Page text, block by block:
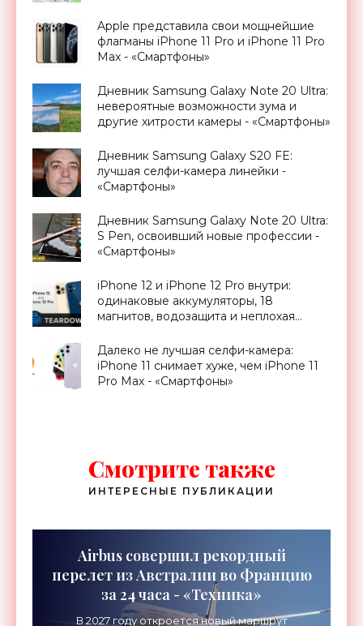
Apple представила свои мощнейшие
флагманы iPhone 11 Pro и iPhone 11 Pro
Max - «Смартфоны»
Дневник Samsung Galaxy Note 20 Ultra:
невероятные возможности зума и
другие хитрости камеры - «Смартфоны»
Дневник Samsung Galaxy S20 FE:
лучшая селфи-камера линейки -
«Смартфоны»
Дневник Samsung Galaxy Note 20 Ultra:
S Pen, освоивший новые профессии -
«Смартфоны»
iPhone 12 и iPhone 12 Pro внутри:
одинаковые аккумуляторы, 18
магнитов, водозащита и неплохая
Далеко не лучшая селфи-камера:
iPhone 11 снимает хуже, чем iPhone 11
Pro Max - «Смартфоны»
Смотрите также
ИНТЕРЕСНЫЕ ПУБЛИКАЦИИ
Airbus совершил рекордный
перелет из Австралии во Францию
за 24 часа - «Техника»
В 2027 году откроется новый маршрут